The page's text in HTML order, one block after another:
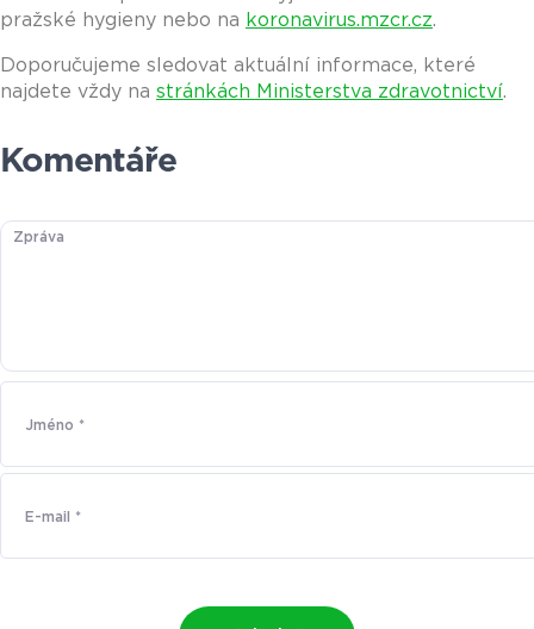
pražské hygieny nebo na koronavirus.mzcr.cz.
Doporučujeme sledovat aktuální informace, které
najdete vždy na stránkách Ministerstva zdravotnictví.
Komentáře